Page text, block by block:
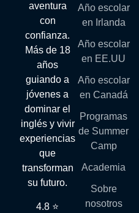
aventura
con
confianza.
Más de 18
años
guiando a
jóvenes a
dominar el
inglés y vivir
experiencias
que
transforman
su futuro.
4.8 ⭐
Año escolar
en Irlanda
Año escolar
en EE.UU
Año escolar
en Canadá
Programas
de Summer
Camp
Academia
Sobre
nosotros